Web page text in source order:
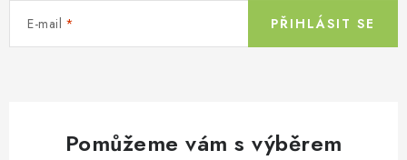
E-mail PŘIHLÁSIT SE
Pomůžeme vám s výběrem